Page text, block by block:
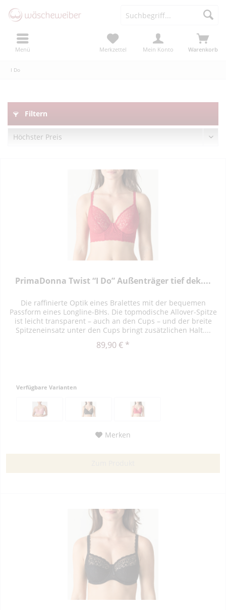
Menü Warenkorb
Merkzettel Mein Konto
I Do
Filtern
PrimaDonna Twist “I Do” Außenträger tief dek....
Die raffinierte Optik eines Bralettes mit der bequemen
Passform eines Longline-BHs. Die topmodische Allover-Spitze
ist leicht transparent – auch an den Cups – und der breite
Spitzeneinsatz unter den Cups bringt zusätzlichen Halt....
89,90 € *
Verfügbare Varianten
Merken